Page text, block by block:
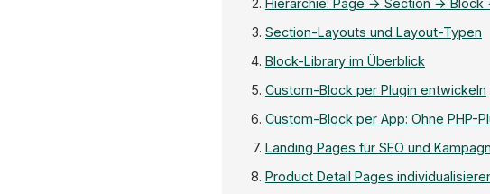
Hierarchie: Page → Section →
Section-Layouts und Layout-Typen
Block-Library im Überblick
Custom-Block per Plugin entwickeln
Custom-Block per App: Ohne PHP-
Landing Pages für SEO und
Product Detail Pages